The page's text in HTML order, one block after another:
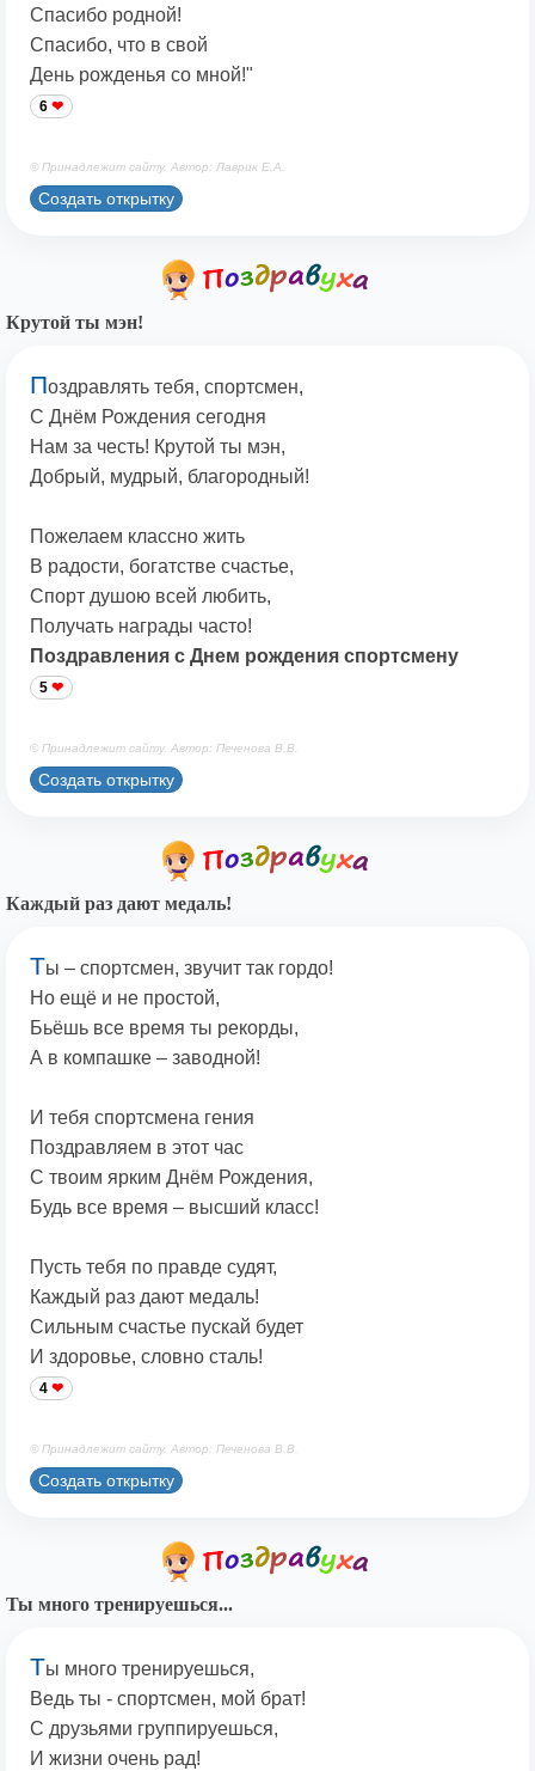
Спасибо родной!
Спасибо, что в свой
День рожденья со мной!"
6
© Принадлежит сайту. Автор: Лаврик Е.А.
Создать открытку
Крутой ты мэн!
Поздравлять тебя, спортсмен,
С Днём Рождения сегодня
Нам за честь! Крутой ты мэн,
Добрый, мудрый, благородный!
Пожелаем классно жить
В радости, богатстве счастье,
Спорт душою всей любить,
Получать награды часто!
Поздравления с Днем рождения спортсмену
5
© Принадлежит сайту. Автор: Печенова В.В.
Создать открытку
Каждый раз дают медаль!
Ты – спортсмен, звучит так гордо!
Но ещё и не простой,
Бьёшь все время ты рекорды,
А в компашке – заводной!
И тебя спортсмена гения
Поздравляем в этот час
С твоим ярким Днём Рождения,
Будь все время – высший класс!
Пусть тебя по правде судят,
Каждый раз дают медаль!
Сильным счастье пускай будет
И здоровье, словно сталь!
4
© Принадлежит сайту. Автор: Печенова В.В.
Создать открытку
Ты много тренируешься...
Ты много тренируешься,
Ведь ты - спортсмен, мой брат!
С друзьями группируешься,
И жизни очень рад!